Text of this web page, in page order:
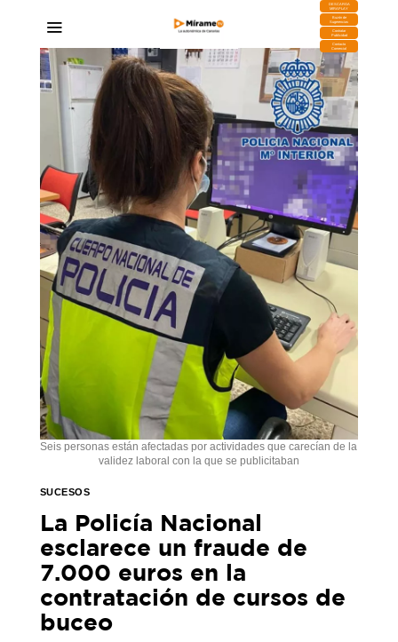
DESCARGA
MIRAPLAY
Buzón de
Sugerencias
Contratar
Publicidad
Contacto
Comercial
Seis personas están afectadas por actividades que carecían de la
validez laboral con la que se publicitaban
SUCESOS
La Policía Nacional
esclarece un fraude de
7.000 euros en la
contratación de cursos de
buceo